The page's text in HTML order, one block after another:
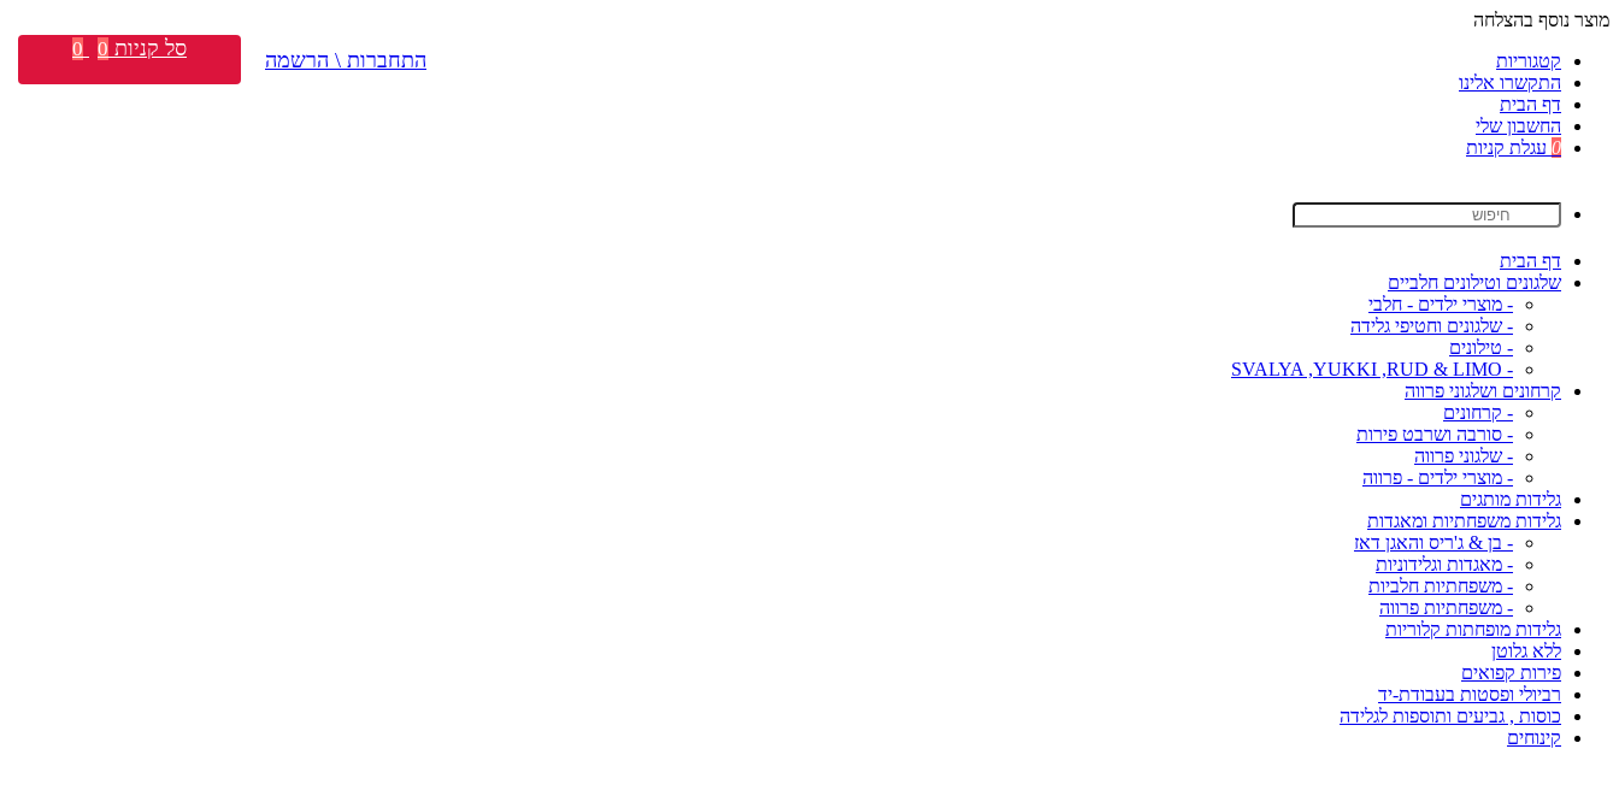
מוצר נוסף בהצלחה
קטגוריות
התקשרו אלינו
דף הבית
החשבון שלי
0 עגלת קניות
דף הבית
שלגונים וטילונים חלביים
- מוצרי ילדים - חלבי
- שלגונים וחטיפי גלידה
- טילונים
- SVALYA ,YUKKI ,RUD & LIMO
קרחונים ושלגוני פרווה
- קרחונים
- סורבה ושרבט פירות
- שלגוני פרווה
- מוצרי ילדים - פרווה
גלידות מותגים
גלידות משפחתיות ומאגדות
- בן & ג'ריס והאגן דאז
- מאגדות וגלידוניות
- משפחתיות חלביות
- משפחתיות פרווה
גלידות מופחתות קלוריות
ללא גלוטן
פירות קפואים
רביולי ופסטות בעבודת-יד
כוסות , גביעים ותוספות לגלידה
קינוחים
התחברות \ הרשמה סל קניות 0
0